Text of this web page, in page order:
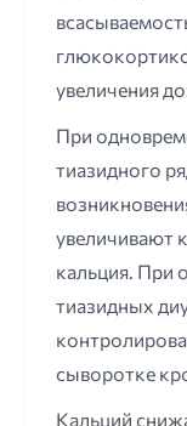
увеличения
При
тиазидного
увеличивают
кальция. При
тиазидных
сыворотке
Кальций